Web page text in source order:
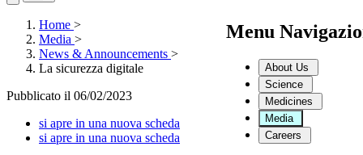
Menu
About Us
Science
Medicines
Media
Careers
Home >
Media >
News & Announcements >
La sicurezza digitale
Pubblicato il 06/02/2023
si apre in una nuova scheda
si apre in una nuova scheda